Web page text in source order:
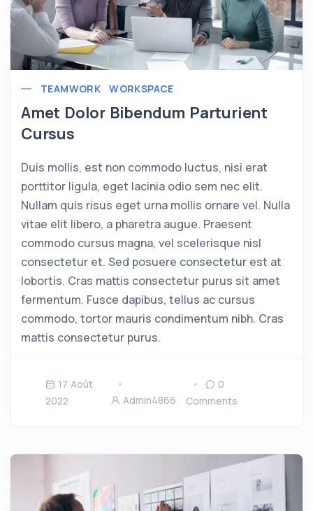
TEAMWORK WORKSPACE
Amet Dolor Bibendum Parturient
Cursus
Duis mollis, est non commodo luctus, nisi erat
porttitor ligula, eget lacinia odio sem nec elit.
Nullam quis risus eget urna mollis ornare vel. Nulla
vitae elit libero, a pharetra augue. Praesent
commodo cursus magna, vel scelerisque nisl
consectetur et. Sed posuere consectetur est at
lobortis. Cras mattis consectetur purus sit amet
fermentum. Fusce dapibus, tellus ac cursus
commodo, tortor mauris condimentum nibh. Cras
mattis consectetur purus.
17 Août
2022
Admin4866
0
Comments